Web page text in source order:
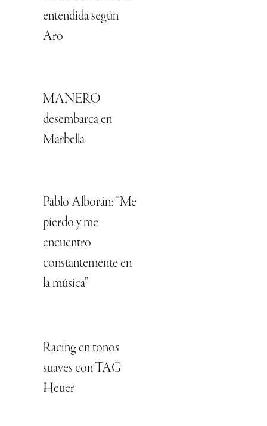
entendida según
Aro
MANERO
desembarca en
Marbella
Pablo Alborán: “Me
pierdo y me
encuentro
constantemente en
la música”
Racing en tonos
suaves con TAG
Heuer